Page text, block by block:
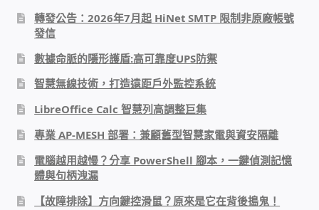
數位廣告看板播放器
網路規劃架設
OpenMediaVault OMV
轉發公告：2026年7月起 HiNet SMTP 限制非原廠帳號
發信
數據命脈的隱形護盾:高可靠度UPS防禦
智慧無線技術，打造遠距戶外監控系統
LibreOffice Calc 智慧列高調整巨集
專業 AP-MESH 部署：兼顧舊型智慧家電與資安隔離
電腦越用越慢？分享 PowerShell 腳本，一鍵偵測記憶
體與句柄洩漏
【故障排除】方向鍵控滑鼠？原來是它在背後搗鬼！